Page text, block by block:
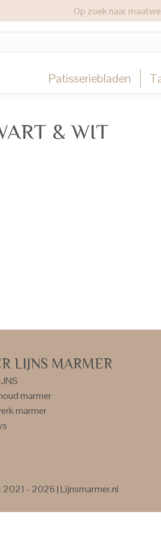
Op zoek naar
Patisseriebladen
& WIT
LIJNS MARMER
marmer
marmer
- 2026 | Lijnsmarmer.nl